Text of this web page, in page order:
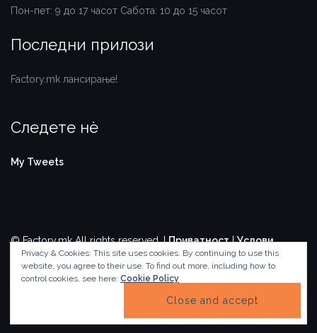
Пон-пет: 9 до 17 часот Сабота: 10 до 15 часот
Последни прилози
Factory.mk лансирање!
Следете нѐ
My Tweets
© Factory.mk All rights reserved. |Приватност|Услови
Theme byColorlib Powered byWordPress
Privacy & Cookies: This site uses cookies. By continuing to use this
website, you agree to their use. To find out more, including how to
control cookies, see here: Cookie Policy